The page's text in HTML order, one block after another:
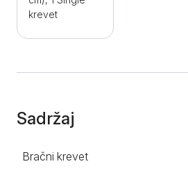
krevet
Sadržaj
Bračni krevet